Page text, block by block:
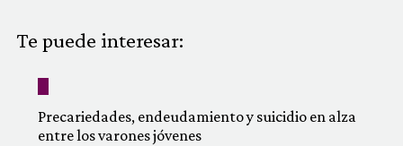
QUIÉNES SOMOS
Te puede interesar:
Precariedades, endeudamiento y suicidio en alza
entre los varones jóvenes